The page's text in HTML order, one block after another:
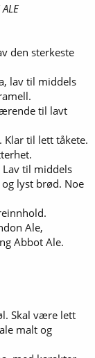
den sterkeste
lav til middels
til lavt
til lett tåkete.
til middels
lyst brød. Noe
Ale,
Abbot Ale.
Skal være lett
malt og